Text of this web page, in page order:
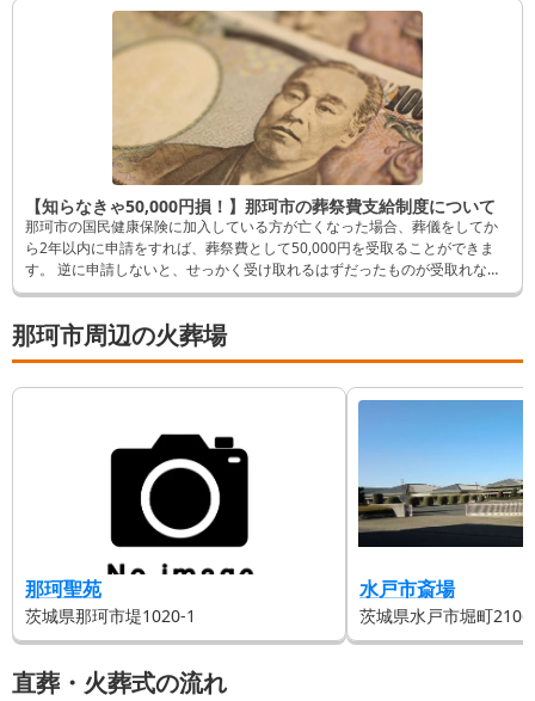
【知らなきゃ50,000円損！】那珂市の葬祭費支給制度について
那珂市の国民健康保険に加入している方が亡くなった場合、葬儀をしてか
ら2年以内に申請をすれば、葬祭費として50,000円を受取ることができま
す。 逆に申請しないと、せっかく受け取れるはずだったものが受取れなく
なってしまいます。 そんなことにならないよう、この記事では申請方法な
那珂市周辺の火葬場
那珂聖苑
茨城県那珂市堤1020-1
水戸市斎場
茨城県水戸市堀町
直葬・火葬式の流れ